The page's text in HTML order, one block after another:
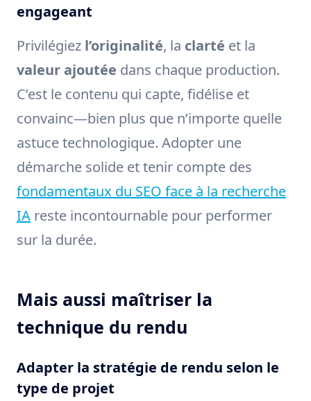
engageant
Privilégiez l’originalité, la clarté et la
valeur ajoutée dans chaque production.
C’est le contenu qui capte, fidélise et
convainc—bien plus que n’importe quelle
astuce technologique. Adopter une
démarche solide et tenir compte des
fondamentaux du SEO face à la recherche
IA reste incontournable pour performer
sur la durée.
Mais aussi maîtriser la
technique du rendu
Adapter la stratégie de rendu selon le
type de projet